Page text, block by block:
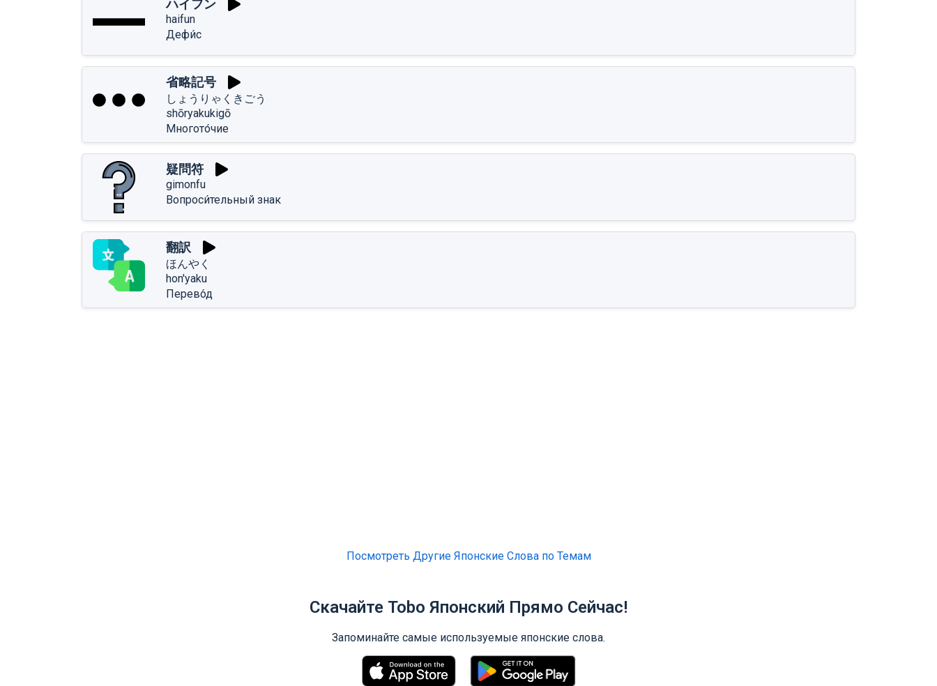
ハイフン
haifun
Дефи́с
省略記号
しょうりゃくきごう
shōryakukigō
Многото́чие
疑問符
gimonfu
Вопроси́тельный знак
翻訳
ほんやく
hon'yaku
Перево́д
Посмотреть Другие Японские Слова по Темам
Скачайте Tobo Японский Прямо Сейчас!
Запоминайте самые используемые японские слова.